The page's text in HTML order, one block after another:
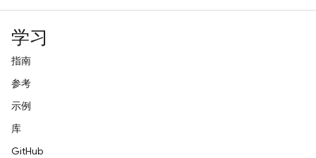
学习
指南
参考
示例
库
GitHub